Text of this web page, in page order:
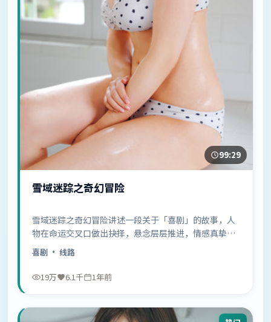
99:29
雪域迷踪之奇幻冒险
雪域迷踪之奇幻冒险讲述一段关于「喜剧」的故事，人
物在命运交叉口做出抉择，悬念层层推进，情感真挚动
人……
喜剧 · 线路
19万 6.1千 1年前